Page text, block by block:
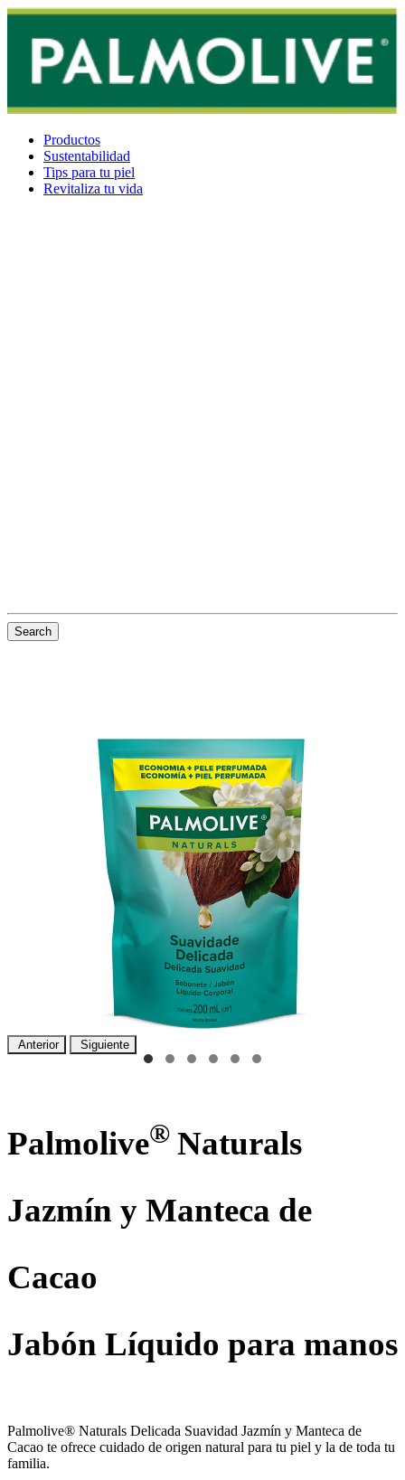
Productos
Sustentabilidad
Tips para tu piel
Revitaliza tu vida
Search
Anterior Siguiente
Palmolive® Naturals
Jazmín y Manteca de
Cacao
Jabón Líquido para manos
Palmolive® Naturals Delicada Suavidad Jazmín y Manteca de
Cacao te ofrece cuidado de origen natural para tu piel y la de toda tu
familia.